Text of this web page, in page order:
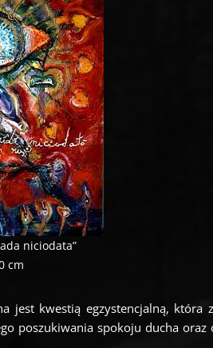
niciodata”
cm
jest kwestią egzystencjalną,
poszukiwania spokoju ducha oraz